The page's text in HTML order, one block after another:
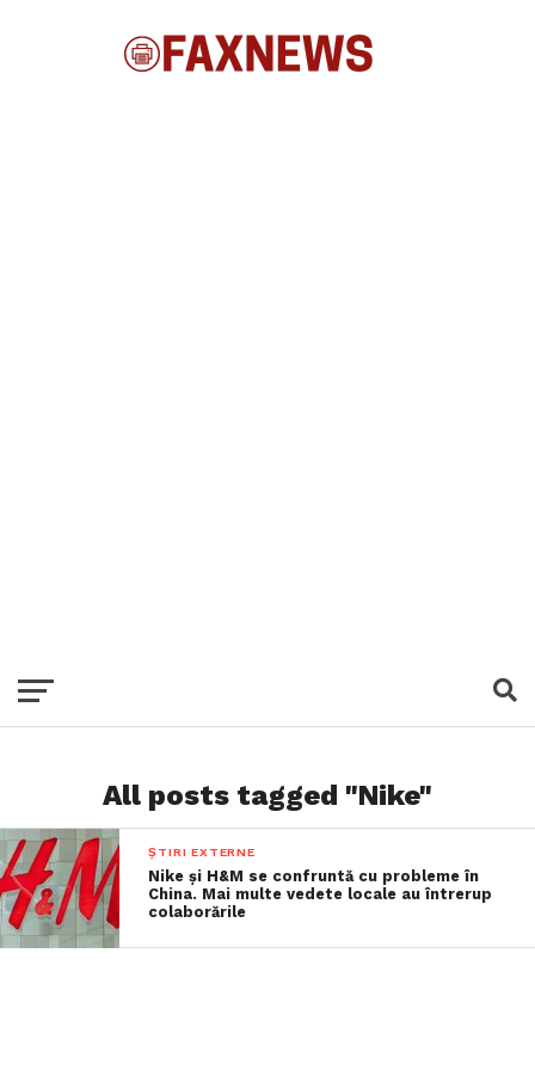
All posts tagged "Nike"
ȘTIRI EXTERNE
Nike și H&M se confruntă cu probleme în
China. Mai multe vedete locale au întrerup
colaborările